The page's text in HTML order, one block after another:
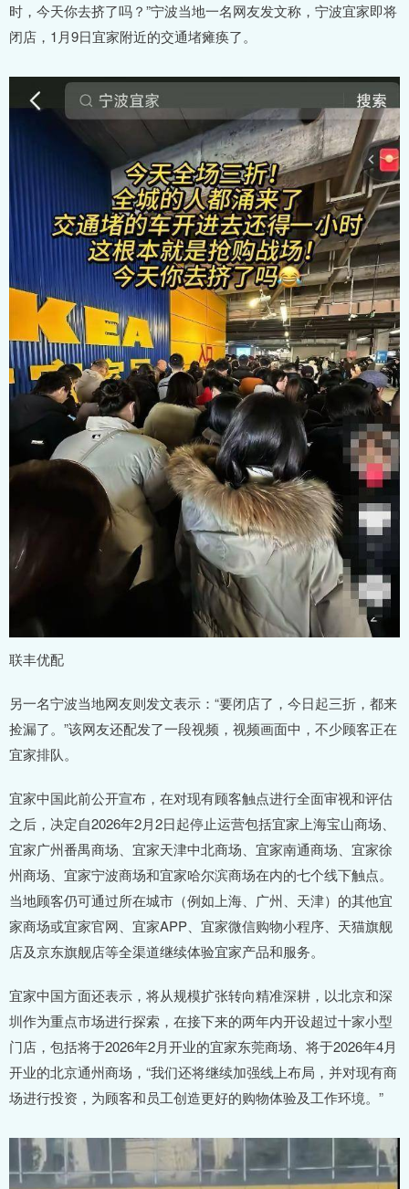
时，今天你去挤了吗？”宁波当地一名网友发文称，宁波宜家即将
闭店，1月9日宜家附近的交通堵瘫痪了。
联丰优配
另一名宁波当地网友则发文表示：“要闭店了，今日起三折，都来
捡漏了。”该网友还配发了一段视频，视频画面中，不少顾客正在
宜家排队。
宜家中国此前公开宣布，在对现有顾客触点进行全面审视和评估
之后，决定自2026年2月2日起停止运营包括宜家上海宝山商场、
宜家广州番禺商场、宜家天津中北商场、宜家南通商场、宜家徐
州商场、宜家宁波商场和宜家哈尔滨商场在内的七个线下触点。
当地顾客仍可通过所在城市（例如上海、广州、天津）的其他宜
家商场或宜家官网、宜家APP、宜家微信购物小程序、天猫旗舰
店及京东旗舰店等全渠道继续体验宜家产品和服务。
宜家中国方面还表示，将从规模扩张转向精准深耕，以北京和深
圳作为重点市场进行探索，在接下来的两年内开设超过十家小型
门店，包括将于2026年2月开业的宜家东莞商场、将于2026年4月
开业的北京通州商场，“我们还将继续加强线上布局，并对现有商
场进行投资，为顾客和员工创造更好的购物体验及工作环境。”